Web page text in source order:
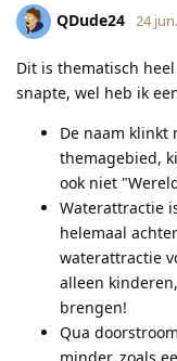
QDude24 24
Dit is thematisch
snapte, wel heb ik
De naam klinkt
themagebied,
ook niet
Waterattractie
helemaal
waterattractie
alleen
brengen!
Qua